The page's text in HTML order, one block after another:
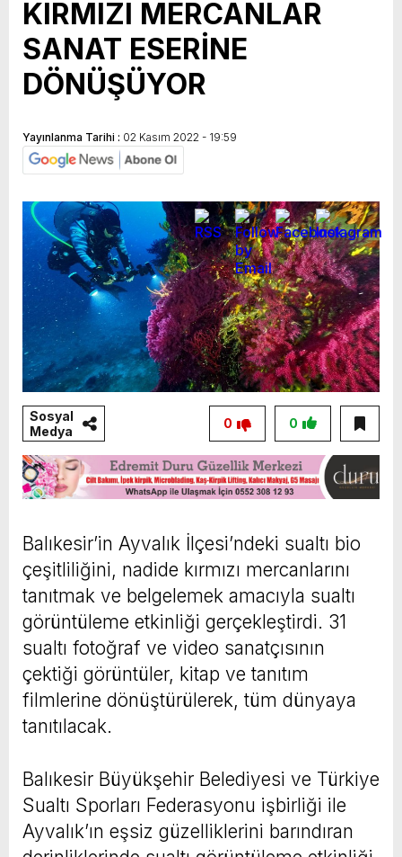
KIRMIZI MERCANLAR
SANAT ESERİNE
DÖNÜŞÜYOR
Yayınlanma Tarihi : 02 Kasım 2022 - 19:59
Sosyal
Medya
0
0
Balıkesir’in Ayvalık İlçesi’ndeki sualtı bio
çeşitliliğini, nadide kırmızı mercanlarını
tanıtmak ve belgelemek amacıyla sualtı
görüntüleme etkinliği gerçekleştirdi. 31
sualtı fotoğraf ve video sanatçısının
çektiği görüntüler, kitap ve tanıtım
filmlerine dönüştürülerek, tüm dünyaya
tanıtılacak.
Balıkesir Büyükşehir Belediyesi ve Türkiye
Sualtı Sporları Federasyonu işbirliği ile
Ayvalık’ın eşsiz güzelliklerini barındıran